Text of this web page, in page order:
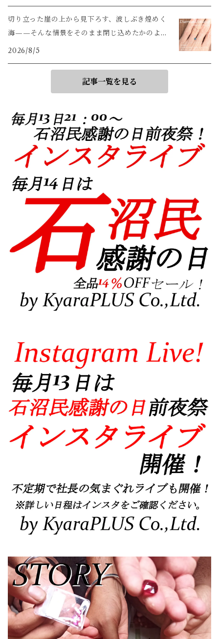
切り立った崖の上から見下ろす、波しぶき煌めく
海——そんな情景をそのまま閉じ込めたかのよう
な輝き
2026/8/5
記事一覧を見る